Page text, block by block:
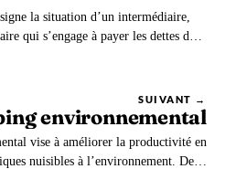
la situation d’un intermédiaire,
qui s’engage à payer les dettes de
SUIVANT →
environnemental
vise à améliorer la productivité en
nuisibles à l’environnement. Deux